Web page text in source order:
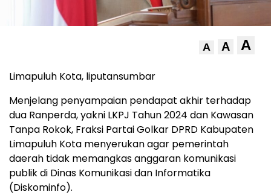
A A A
Limapuluh Kota, liputansumbar
Menjelang penyampaian pendapat akhir terhadap
dua Ranperda, yakni LKPJ Tahun 2024 dan Kawasan
Tanpa Rokok, Fraksi Partai Golkar DPRD Kabupaten
Limapuluh Kota menyerukan agar pemerintah
daerah tidak memangkas anggaran komunikasi
publik di Dinas Komunikasi dan Informatika
(Diskominfo).